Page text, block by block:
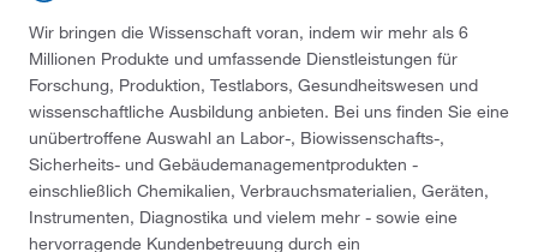
Wir bringen die Wissenschaft voran, indem wir mehr als 6
Millionen Produkte und umfassende Dienstleistungen für
Forschung, Produktion, Testlabors, Gesundheitswesen und
wissenschaftliche Ausbildung anbieten. Bei uns finden Sie eine
unübertroffene Auswahl an Labor-, Biowissenschafts-,
Sicherheits- und Gebäudemanagementprodukten -
einschließlich Chemikalien, Verbrauchsmaterialien, Geräten,
Instrumenten, Diagnostika und vielem mehr - sowie eine
hervorragende Kundenbetreuung durch ein